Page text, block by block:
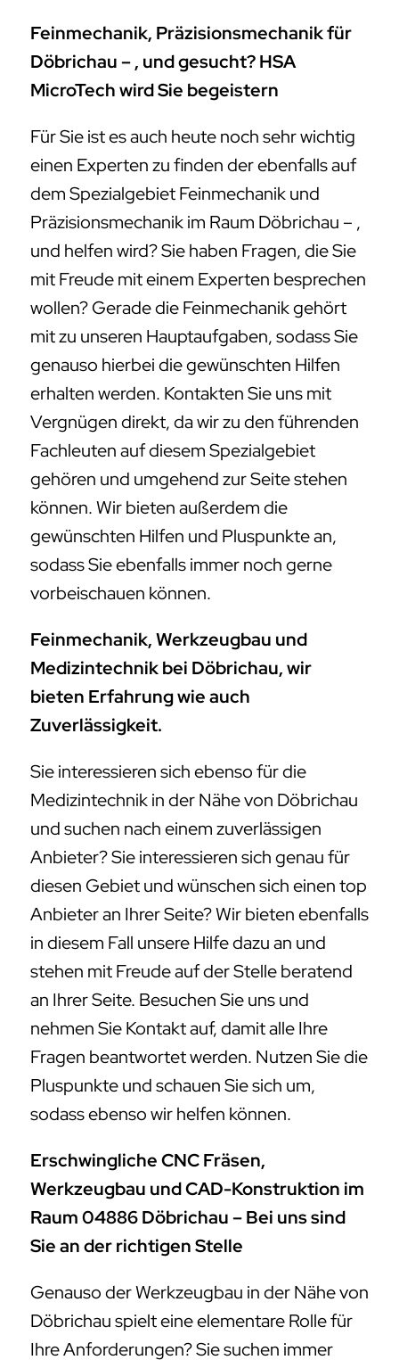
Feinmechanik, Präzisionsmechanik für
Döbrichau – , und gesucht? HSA
MicroTech wird Sie begeistern
Für Sie ist es auch heute noch sehr wichtig
einen Experten zu finden der ebenfalls auf
dem Spezialgebiet Feinmechanik und
Präzisionsmechanik im Raum Döbrichau – ,
und helfen wird? Sie haben Fragen, die Sie
mit Freude mit einem Experten besprechen
wollen? Gerade die Feinmechanik gehört
mit zu unseren Hauptaufgaben, sodass Sie
genauso hierbei die gewünschten Hilfen
erhalten werden. Kontakten Sie uns mit
Vergnügen direkt, da wir zu den führenden
Fachleuten auf diesem Spezialgebiet
gehören und umgehend zur Seite stehen
können. Wir bieten außerdem die
gewünschten Hilfen und Pluspunkte an,
sodass Sie ebenfalls immer noch gerne
vorbeischauen können.
Feinmechanik, Werkzeugbau und
Medizintechnik bei Döbrichau, wir
bieten Erfahrung wie auch
Zuverlässigkeit.
Sie interessieren sich ebenso für die
Medizintechnik in der Nähe von Döbrichau
und suchen nach einem zuverlässigen
Anbieter? Sie interessieren sich genau für
diesen Gebiet und wünschen sich einen top
Anbieter an Ihrer Seite? Wir bieten ebenfalls
in diesem Fall unsere Hilfe dazu an und
stehen mit Freude auf der Stelle beratend
an Ihrer Seite. Besuchen Sie uns und
nehmen Sie Kontakt auf, damit alle Ihre
Fragen beantwortet werden. Nutzen Sie die
Pluspunkte und schauen Sie sich um,
sodass ebenso wir helfen können.
Erschwingliche CNC Fräsen,
Werkzeugbau und CAD-Konstruktion im
Raum 04886 Döbrichau – Bei uns sind
Sie an der richtigen Stelle
Genauso der Werkzeugbau in der Nähe von
Döbrichau spielt eine elementare Rolle für
Ihre Anforderungen? Sie suchen immer